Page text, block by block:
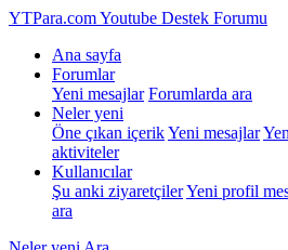
YTPara.comYoutube Destek Forumu
Ana sayfa
Forumlar
Yeni mesajlar Forumlarda ara
Neler yeni
Öne çıkan içerikYeni mesajlar
aktiviteler
Kullanıcılar
Şu anki ziyaretçilerYeni profil
ara